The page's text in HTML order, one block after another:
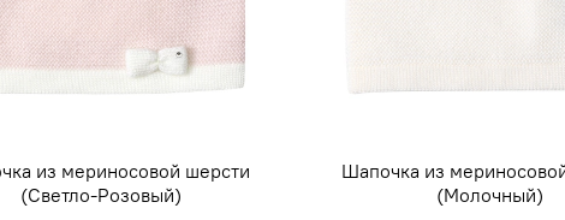
из мериносовой шерсти
(Светло-Розовый)
Шапочка из
(Молочный)